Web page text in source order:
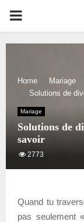
PRIMARY
MENU
Home
Mariage
Solutions de
Mariage
Solutions de
savoir
2773
Quand tu
pas seulement